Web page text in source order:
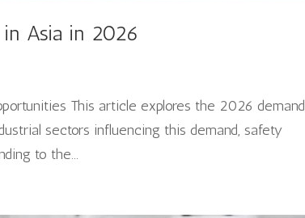
in Asia in 2026
This article explores the 2026 demand
sectors influencing this demand, safety
to the...